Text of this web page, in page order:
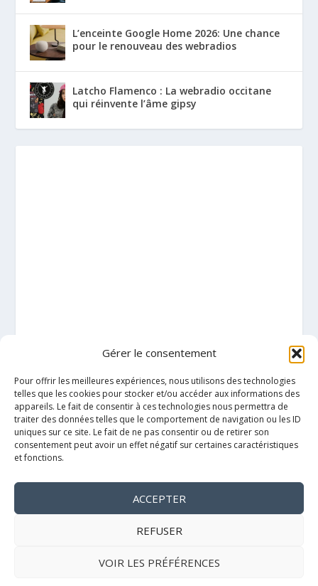
Gérer le consentement
Pour offrir les meilleures expériences, nous utilisons des technologies
telles que les cookies pour stocker et/ou accéder aux informations des
appareils. Le fait de consentir à ces technologies nous permettra de
traiter des données telles que le comportement de navigation ou les ID
uniques sur ce site. Le fait de ne pas consentir ou de retirer son
consentement peut avoir un effet négatif sur certaines caractéristiques
et fonctions.
ACCEPTER
REFUSER
VOIR LES PRÉFÉRENCES
L’enceinte Google Home 2026: Une chance
pour le renouveau des webradios
Latcho Flamenco : La webradio occitane
qui réinvente l’âme gipsy
Mentions légales
Politique de cookies